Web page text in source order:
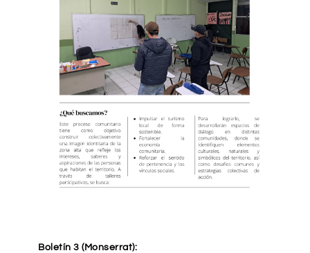
Boletín 3 (Monserrat):